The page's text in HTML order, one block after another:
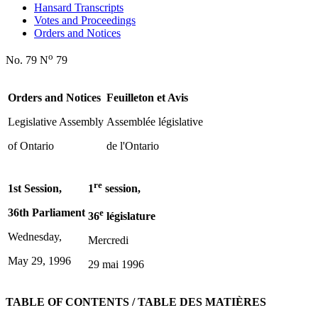
Hansard Transcripts
Votes and Proceedings
Orders and Notices
No. 79 No 79
Orders and Notices
Legislative Assembly
of Ontario
Feuilleton et Avis
Assemblée législative
de l'Ontario
1st Session,
36th Parliament
Wednesday,
May 29, 1996
1re session,
36e législature
Mercredi
29 mai 1996
TABLE OF CONTENTS / TABLE DES MATIÈRES